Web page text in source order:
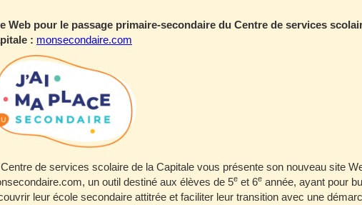
Web pour le passage primaire-secondaire du Centre de services
: monsecondaire.com
de services scolaire de la Capitale vous présente son nouveau site
un outil destiné aux élèves de 5e et 6e année, ayant pour
leur école secondaire attitrée et faciliter leur transition avec une